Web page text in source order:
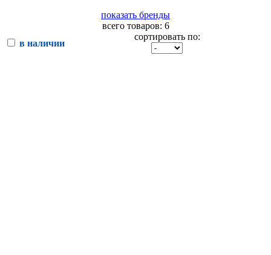
показать бренды
всего товаров: 6
в наличии
сортировать по: